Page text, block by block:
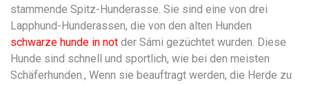
stammende Spitz-Hunderasse. Sie sind eine von drei
Lapphund-Hunderassen, die von den alten Hunden
schwarze hunde in not der Sámi gezüchtet wurden. Diese
Hunde sind schnell und sportlich, wie bei den meisten
Schäferhunden., Wenn sie beauftragt werden, die Herde zu